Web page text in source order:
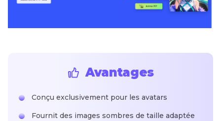
Avantages
Conçu exclusivement pour les avatars
Fournit des images sombres de taille adaptée